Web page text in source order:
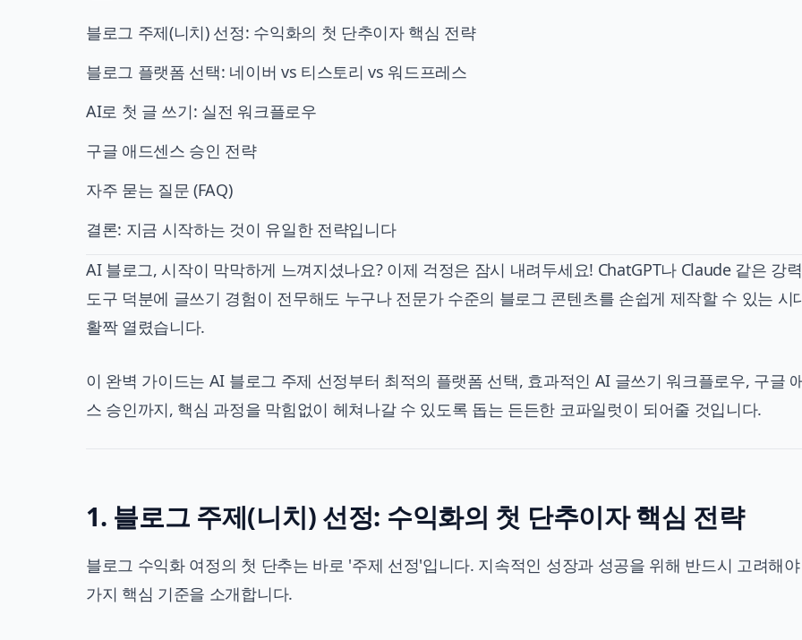
블로그 주제(니치) 선정: 수익화의 첫 단추이자 핵심 전략
블로그 플랫폼 선택: 네이버 vs 티스토리 vs 워드프레스
AI로 첫 글 쓰기: 실전 워크플로우
구글 애드센스 승인 전략
자주 묻는 질문 (FAQ)
결론: 지금 시작하는 것이 유일한 전략입니다
AI 블로그, 시작이 막막하게 느껴지셨나요? 이제 걱정은 잠시 내려두세요! ChatGPT나 Claude 같은 강
도구 덕분에 글쓰기 경험이 전무해도 누구나 전문가 수준의 블로그 콘텐츠를 손쉽게 제작할 수 있는 시
활짝 열렸습니다.
이 완벽 가이드는 AI 블로그 주제 선정부터 최적의 플랫폼 선택, 효과적인 AI 글쓰기 워크플로우, 구글
스 승인까지, 핵심 과정을 막힘없이 헤쳐나갈 수 있도록 돕는 든든한 코파일럿이 되어줄 것입니다.
1. 블로그 주제(니치) 선정: 수익화의 첫 단추이자 핵심 전략
블로그 수익화 여정의 첫 단추는 바로 '주제 선정'입니다. 지속적인 성장과 성공을 위해 반드시 고려해
가지 핵심 기준을 소개합니다.